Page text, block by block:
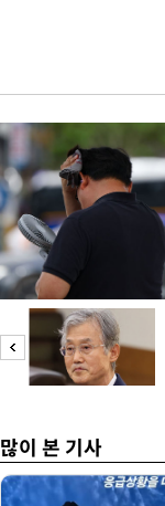
많이 본 기사